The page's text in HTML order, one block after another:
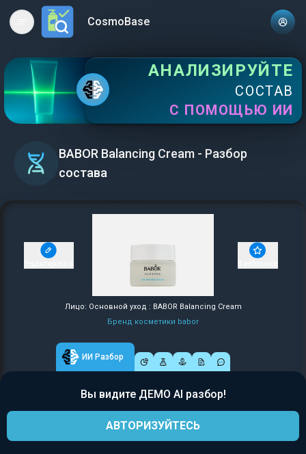
Open main menuCosmoBase
АНАЛИЗИРУЙТЕ
СОСТАВ
С ПОМОЩЬЮ ИИ
BABOR Balancing Cream - Разбор
состава
Лицо: Основной уход : BABOR Balancing Cream
Бренд косметики babor
ИИ Разбор
Вы видите ДЕМО AI разбор!
АВТОРИЗУЙТЕСЬ